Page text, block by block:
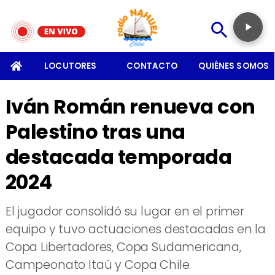
LOCUTORES CONTACTO QUIÉNES SOMOS
Iván Román renueva con
Palestino tras una
destacada temporada
2024
El jugador consolidó su lugar en el primer
equipo y tuvo actuaciones destacadas en la
Copa Libertadores, Copa Sudamericana,
Campeonato Itaú y Copa Chile.